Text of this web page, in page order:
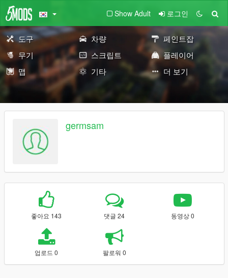
Show Adult 로그인
도구 차량
페인트잡
무기
스크립트
플레이어
맵
기타 더 보기
germsam
좋아요 143 댓글 24 동영상 0
업로드 0 팔로워 0